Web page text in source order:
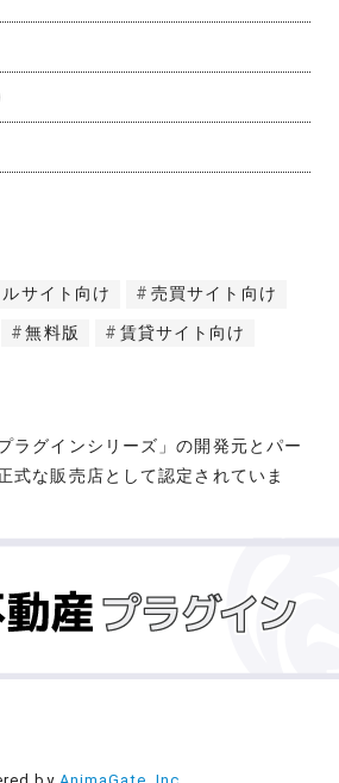
サイト向け
売買サイト向け
無料版 賃貸サイト向け
ラグインシリーズ」の開発元とパー
式な販売店として認定されていま